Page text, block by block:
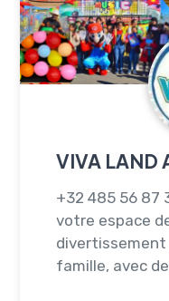
VIVA LAND
+32 485 56 87
votre espace
famille, avec